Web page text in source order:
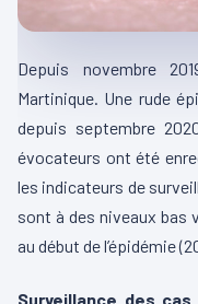
Depuis novembre
Martinique. Une rude
depuis septembre
évocateurs ont été
les indicateurs de
sont à des niveaux bas
au début de l’épidémie
Surveillance des